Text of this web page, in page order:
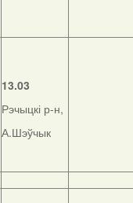
13.03
Рэчыцкі р-н,
А.Шэўчык